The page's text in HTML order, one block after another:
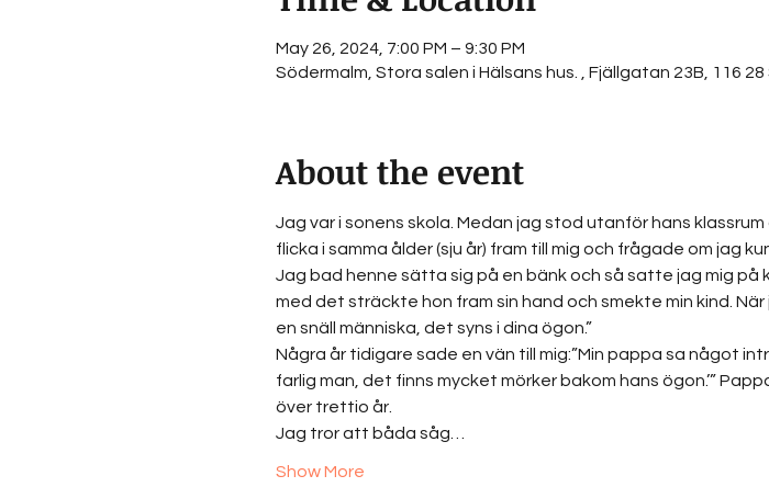
May 26, 2024, 7:00 PM – 9:30 PM
Södermalm, Stora salen i Hälsans hus. , Fjällgatan 23B, 116
About the event
Jag var i sonens skola. Medan jag stod utanför hans
flicka i samma ålder (sju år) fram till mig och frågade om jag
Jag bad henne sätta sig på en bänk och så satte jag mig på
med det sträckte hon fram sin hand och smekte min kind.
en snäll människa, det syns i dina ögon.”
Några år tidigare sade en vän till mig:”Min pappa sa något
farlig man, det finns mycket mörker bakom hans ögon.’”
över trettio år.
Jag tror att båda såg…
Show More